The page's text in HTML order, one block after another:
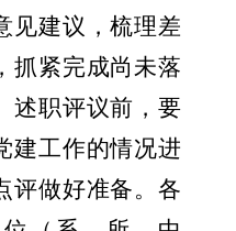
见建议，梳理差
抓紧完成尚未落
述职评议前，要
建工作的情况进
评做好准备。各